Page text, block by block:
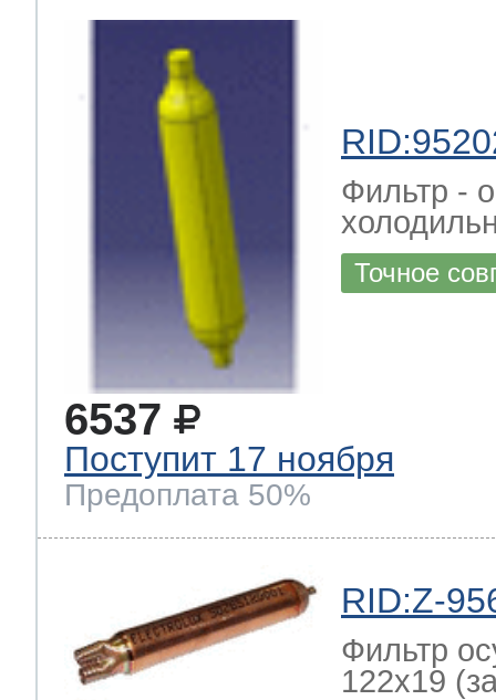
Фильтр -
Точное
6537
Поступит 17 ноября
Предоплата 50%
RID:Z-
Фильтр
122x19